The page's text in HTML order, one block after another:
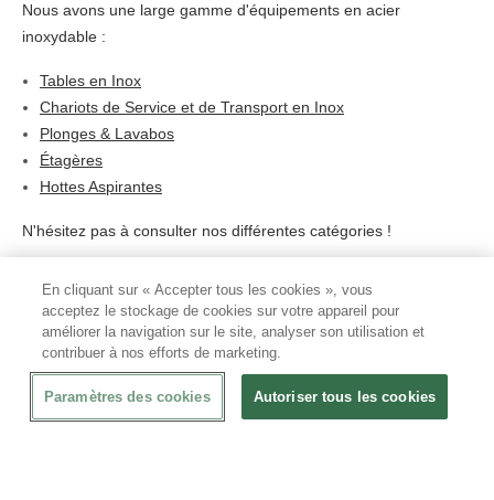
Nous avons une large gamme d'équipements en acier
inoxydable :
Tables en Inox
Chariots de Service et de Transport en Inox
Plonges & Lavabos
Étagères
Hottes Aspirantes
N'hésitez pas à consulter nos différentes catégories !
Questions et réponses sur les supports :
Pourquoi optez pour des supports ?
Sur CHRshop, nous proposons des supports en acier
En cliquant sur « Accepter tous les cookies », vous
acceptez le stockage de cookies sur votre appareil pour
améliorer la navigation sur le site, analyser son utilisation et
contribuer à nos efforts de marketing.
Paramètres des cookies Autoriser tous les cookies